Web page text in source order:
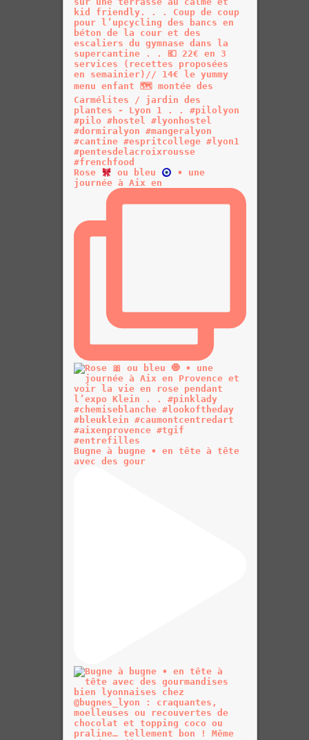
Rose ou bleu
• une
journée à Aix en
Bugne à bugne • en tête à tête
avec des gour